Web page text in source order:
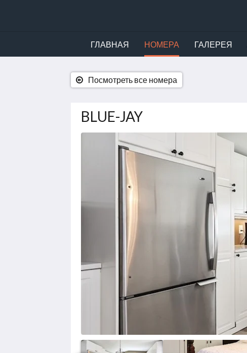
ГЛАВНАЯ НОМЕРА ГАЛЕРЕЯ
BLUE-JAY
Посмотреть все номера
Ниже
приведены
Пролистывайте
кнопки